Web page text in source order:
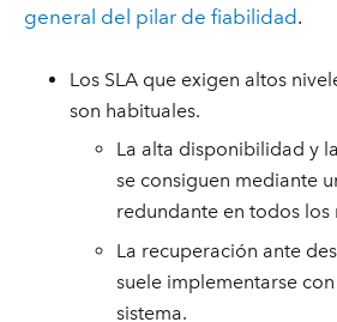
general del pilar de fiabilidad.
Los SLA que exigen altos
son habituales.
La alta disponibilidad y
se consiguen mediante
redundante en todos los
La recuperación ante
suele implementarse
sistema.